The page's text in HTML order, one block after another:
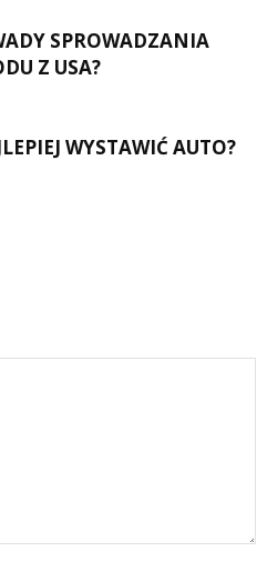
SPROWADZANIA
Z USA?
WYSTAWIĆ AUTO?